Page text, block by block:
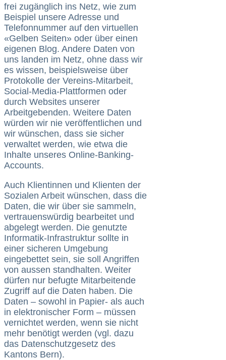
frei zugänglich ins Netz, wie zum
Beispiel unsere Adresse und
Telefonnummer auf den virtuellen
«Gelben Seiten» oder über einen
eigenen Blog. Andere Daten von
uns landen im Netz, ohne dass wir
es wissen, beispielsweise über
Protokolle der Vereins-Mitarbeit,
Social-Media-Plattformen oder
durch Websites unserer
Arbeitgebenden. Weitere Daten
würden wir nie veröffentlichen und
wir wünschen, dass sie sicher
verwaltet werden, wie etwa die
Inhalte unseres Online-Banking-
Accounts.
Auch Klientinnen und Klienten der
Sozialen Arbeit wünschen, dass die
Daten, die wir über sie sammeln,
vertrauenswürdig bearbeitet und
abgelegt werden. Die genutzte
Informatik-Infrastruktur sollte in
einer sicheren Umgebung
eingebettet sein, sie soll Angriffen
von aussen standhalten. Weiter
dürfen nur befugte Mitarbeitende
Zugriff auf die Daten haben. Die
Daten – sowohl in Papier- als auch
in elektronischer Form – müssen
vernichtet werden, wenn sie nicht
mehr benötigt werden (vgl. dazu
das Datenschutzgesetz des
Kantons Bern).